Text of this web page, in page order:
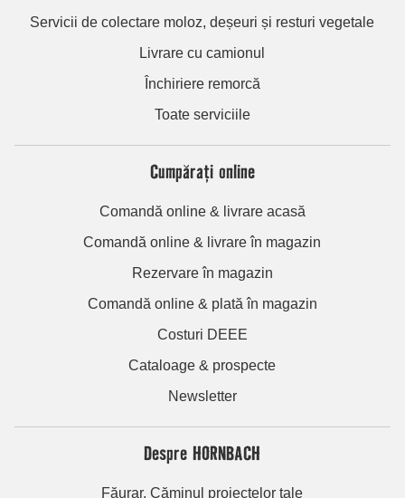
Servicii de colectare moloz, deșeuri și resturi vegetale
Livrare cu camionul
Închiriere remorcă
Toate serviciile
Cumpărați online
Comandă online & livrare acasă
Comandă online & livrare în magazin
Rezervare în magazin
Comandă online & plată în magazin
Costuri DEEE
Cataloage & prospecte
Newsletter
Despre HORNBACH
Făurar. Căminul proiectelor tale